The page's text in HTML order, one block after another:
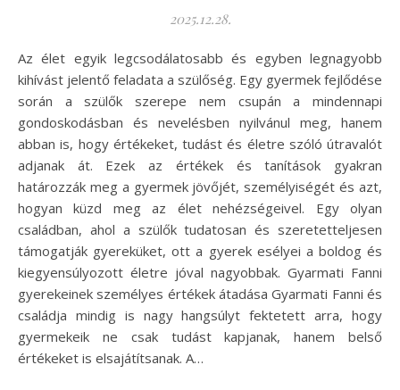
2025.12.28.
Az élet egyik legcsodálatosabb és egyben legnagyobb
kihívást jelentő feladata a szülőség. Egy gyermek fejlődése
során a szülők szerepe nem csupán a mindennapi
gondoskodásban és nevelésben nyilvánul meg, hanem
abban is, hogy értékeket, tudást és életre szóló útravalót
adjanak át. Ezek az értékek és tanítások gyakran
határozzák meg a gyermek jövőjét, személyiségét és azt,
hogyan küzd meg az élet nehézségeivel. Egy olyan
családban, ahol a szülők tudatosan és szeretetteljesen
támogatják gyereküket, ott a gyerek esélyei a boldog és
kiegyensúlyozott életre jóval nagyobbak. Gyarmati Fanni
gyerekeinek személyes értékek átadása Gyarmati Fanni és
családja mindig is nagy hangsúlyt fektetett arra, hogy
gyermekeik ne csak tudást kapjanak, hanem belső
értékeket is elsajátítsanak. A…